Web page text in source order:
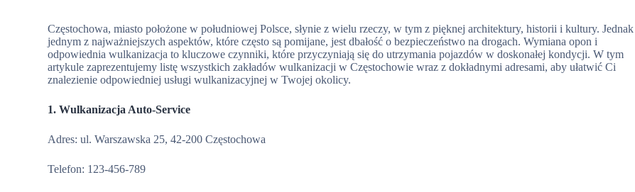
Częstochowa, miasto położone w południowej Polsce, słynie z wielu rzeczy, w tym z pięknej architektury, historii i kultury. Jednak
jednym z najważniejszych aspektów, które często są pomijane, jest dbałość o bezpieczeństwo na drogach. Wymiana opon i
odpowiednia wulkanizacja to kluczowe czynniki, które przyczyniają się do utrzymania pojazdów w doskonałej kondycji. W tym
artykule zaprezentujemy listę wszystkich zakładów wulkanizacji w Częstochowie wraz z dokładnymi adresami, aby ułatwić Ci
znalezienie odpowiedniej usługi wulkanizacyjnej w Twojej okolicy.
1. Wulkanizacja Auto-Service
Adres: ul. Warszawska 25, 42-200 Częstochowa
Telefon: 123-456-789